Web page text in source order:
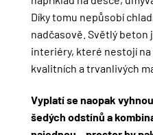
Díky tomu nepůsobí
nadčasově. Světlý beton
interiéry, které nestojí
kvalitních a trvanlivých
Vyplatí se naopak
šedých odstínů a